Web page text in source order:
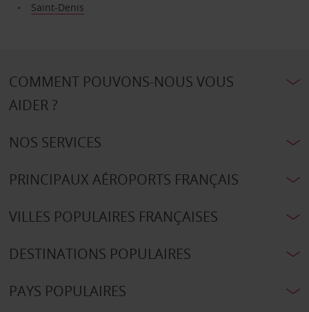
Saint-Denis
COMMENT POUVONS-NOUS VOUS
AIDER ?
NOS SERVICES
PRINCIPAUX AÉROPORTS FRANÇAIS
VILLES POPULAIRES FRANÇAISES
DESTINATIONS POPULAIRES
PAYS POPULAIRES